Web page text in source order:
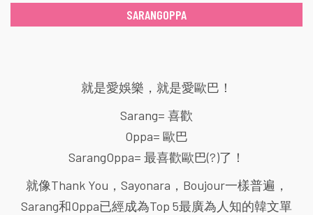
SARANGOPPA
就是愛娛樂，就是愛歐巴！
Sarang= 喜歡
Oppa= 歐巴
SarangOppa= 最喜歡歐巴(?)了！
就像Thank You，Sayonara，Boujour一樣普遍，
Sarang和Oppa已經成為Top 5最廣為人知的韓文單